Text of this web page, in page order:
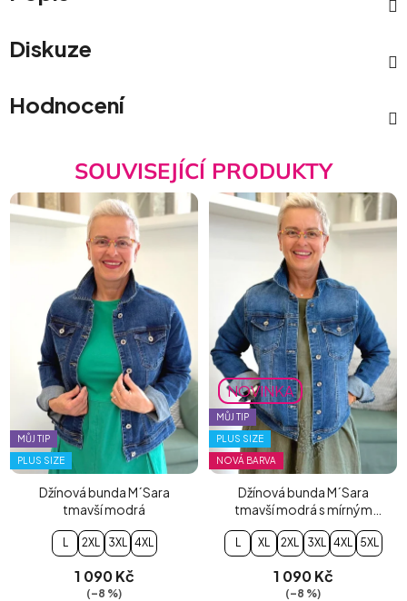
Diskuze
Hodnocení
SOUVISEJÍCÍ PRODUKTY
MŮJ TIP
PLUS SIZE
Džínová bunda M´Sara
tmavší modrá
L 2XL 3XL 4XL
1 090 Kč
(–8 %)
NOVINKA
MŮJ TIP
PLUS SIZE
NOVÁ BARVA
Džínová bunda M´Sara
tmavší modrá s mírným
šisováním
L XL 2XL 3XL 4XL 5XL
1 090 Kč
(–8 %)